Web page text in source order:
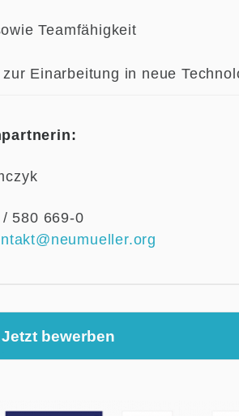
Teamfähigkeit
Einarbeitung in neue
580 669-0
Jetzt bewerben